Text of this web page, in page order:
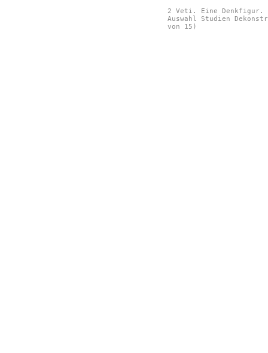
2 Veti. Eine Denkfigur.
Auswahl Studien
von 15)